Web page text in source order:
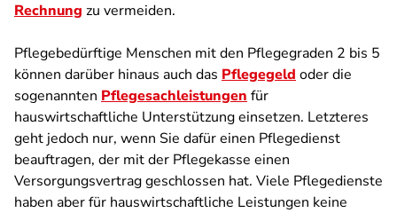
Rechnung zu vermeiden.
Pflegebedürftige Menschen mit den Pflegegraden 2 bis 5
können darüber hinaus auch das Pflegegeld oder die
sogenannten Pflegesachleistungen für
hauswirtschaftliche Unterstützung einsetzen. Letzteres
geht jedoch nur, wenn Sie dafür einen Pflegedienst
beauftragen, der mit der Pflegekasse einen
Versorgungsvertrag geschlossen hat. Viele Pflegedienste
haben aber für hauswirtschaftliche Leistungen keine